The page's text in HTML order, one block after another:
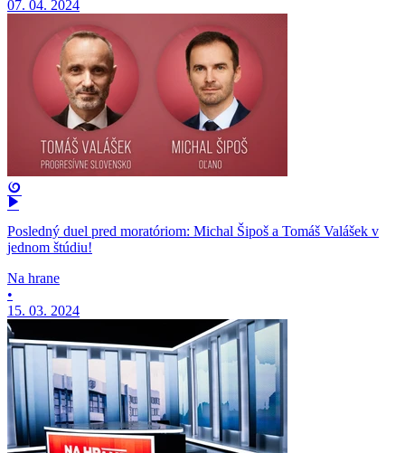
07. 04. 2024
Posledný duel pred moratóriom: Michal Šipoš a Tomáš Valášek v
jednom štúdiu!
Na hrane
•
15. 03. 2024